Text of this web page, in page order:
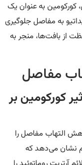
کورکومین به عنوان یک
به مفاصل جلوگیری
از بافت‌ها، منجر به
کورکومین بر
التهاب مفاصل را
نشان می‌دهد که